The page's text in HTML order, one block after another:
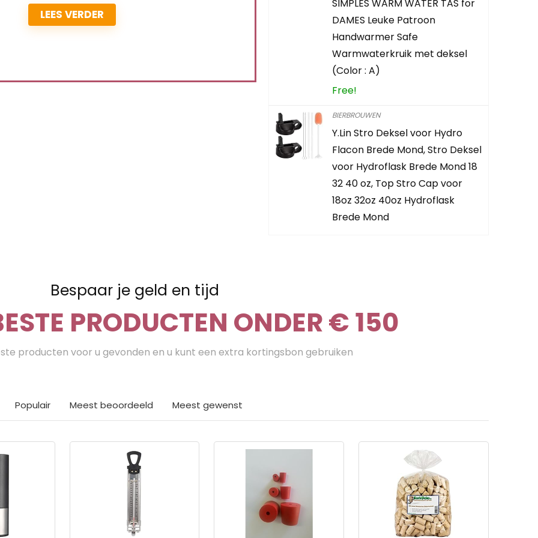
LEES VERDER
SIMPLES WARM WATER TAS for
DAMES Leuke Patroon
Handwarmer Safe
Warmwaterkruik met deksel
(Color : A)
Free!
BIERBROUWEN
Y.Lin Stro Deksel voor Hydro
Flacon Brede Mond, Stro Deksel
voor Hydroflask Brede Mond 18
32 40 oz, Top Stro Cap voor
18oz 32oz 40oz Hydroflask
Brede Mond
Bespaar je geld en tijd
PRODUCTEN ONDER € 150
producten voor u gevonden en u kunt een extra kortingsbon gebruiken
Populair Meest beoordeeld Meest gewenst